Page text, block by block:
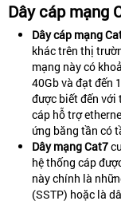
Dây cáp mạng
Dây cáp mạng
khác trên thị
mạng này có
40Gb và đạt đến
được biết đến với
cáp hỗ trợ
ứng băng tần có
Dây mạng Cat7
hệ thống cáp
này chính là
(SSTP) hoặc là